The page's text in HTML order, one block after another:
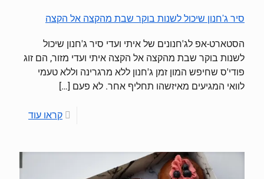
סיר ג'חנון שיכול לשנות בוקר שבת מהקצה אל הקצה
הסטארט-אפ לג'חנונים של איתי ועדי סיר ג'חנון שיכול
לשנות בוקר שבת מהקצה אל הקצה איתי ועדי מזור, הם זוג
פודי'ס שחיפש המון זמן ג'חנון ללא מרגרינה וללא טעמי
לוואי המגיעים מאיזשהו תחליף אחר. לא פעם […]
קראו עוד